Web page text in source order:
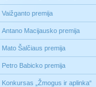
Vaižganto premija
Antano Macijausko premija
Mato Šalčiaus premija
Petro Babicko premija
Konkursas „Žmogus ir aplinka“